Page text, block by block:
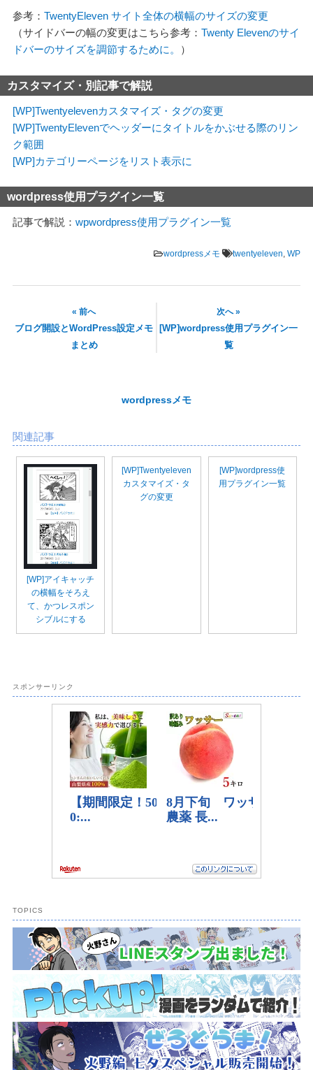
参考： TwentyEleven サイト全体の横幅のサイズの変更
（サイドバーの幅の変更はこちら参考： Twenty Elevenのサイ
ドバーのサイズを調節するために。
）
カスタマイズ・別記事で解説
[WP]Twentyelevenカスタマイズ・タグの変更
[WP]TwentyElevenでヘッダーにタイトルをかぶせる際のリン
ク範囲
[WP]カテゴリーページをリスト表示に
wordpress使用プラグイン一覧
記事で解説： wpwordpress使用プラグイン一覧 ‎
wordpressメモ twentyeleven,WP
« 前へ
ブログ開設とWordPress設定メモ
まとめ
次へ »
[WP]wordpress使用プラグイン一
覧
wordpressメモ
関連記事
[WP]アイキャッチ
の横幅をそろえ
て、かつレスポン
シブルにする
[WP]Twentyeleven
カスタマイズ・タ
グの変更
[WP]wordpress使
用プラグイン一覧
スポンサーリンク
TOPICS